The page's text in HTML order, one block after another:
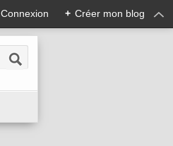
Connexion + Créer mon blog